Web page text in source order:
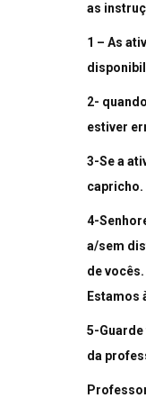
as
1 – As
2-
estiver
3-Se a
capricho.
4-
a/sem
de
Estamos
5-
da